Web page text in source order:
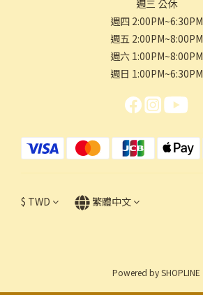
週三 公休
週四 2:00PM~6:30PM
週五 2:00PM~8:00PM
週六 1:00PM~8:00PM
週日 1:00PM~6:30PM
$ TWD 繁體中文
Powered by SHOPLINE